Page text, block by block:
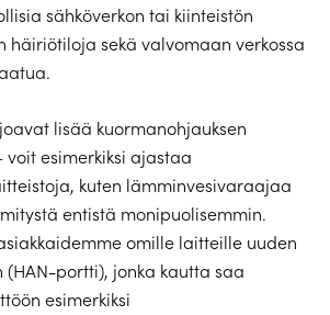
sähköverkon tai kiinteistön
häiriötiloja sekä valvomaan verkossa
lisää kuormanohjauksen
voit esimerkiksi ajastaa
kuten lämminvesivaraajaa
entistä monipuolisemmin.
omille laitteille uuden
portti), jonka kautta saa
esimerkiksi